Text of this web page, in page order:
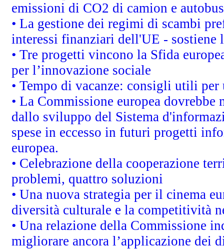
emissioni di CO2 di camion e autobus
• La gestione dei regimi di scambi
interessi finanziari dell'UE - sostiene
• Tre progetti vincono la Sfida
per l’innovazione sociale
• Tempo di vacanze: consigli utili per
• La Commissione europea
dallo sviluppo del Sistema
spese in eccesso in futuri progetti
europea.
• Celebrazione della cooperazione
problemi, quattro soluzioni
• Una nuova strategia per il cinema
diversità culturale e la competitività
• Una relazione della Commissione
migliorare ancora l’applicazione dei